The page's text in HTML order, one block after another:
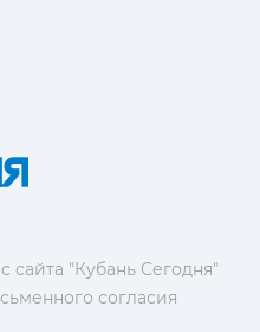
сайта "Кубань Сегодня"
согласия